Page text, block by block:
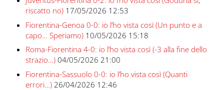
riscatto no) 17/05/2026 12:53
Fiorentina-Genoa 0-0: io l’ho vista così (Un punto e a
capo… Speriamo) 10/05/2026 15:18
Roma-Fiorentina 4-0: io l’ho vista così (-3 alla fine dello
strazio…) 04/05/2026 21:00
Fiorentina-Sassuolo 0-0: io l’ho vista così (Quanti
errori…) 26/04/2026 12:46